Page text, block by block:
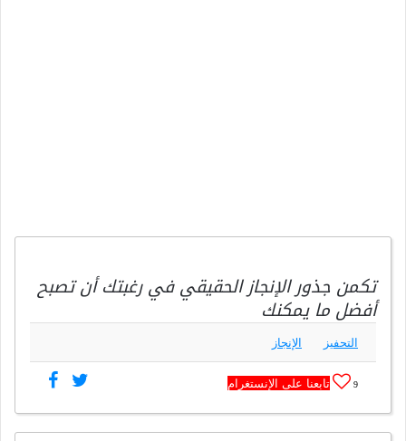
تكمن جذور الإنجاز الحقيقي في رغبتك أن تصبح
أفضل ما يمكنك
التحفيز الإنجاز
9 تابعنا على الإنستغرام